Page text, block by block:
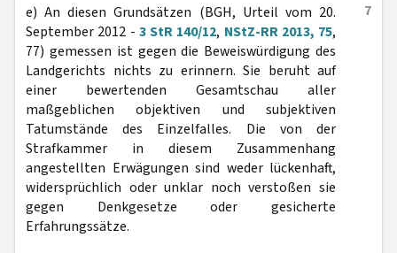
7
e) An diesen Grundsätzen (BGH, Urteil vom 20.
September 2012 - 3 StR 140/12, NStZ-RR 2013, 75,
77) gemessen ist gegen die Beweiswürdigung des
Landgerichts nichts zu erinnern. Sie beruht auf
einer bewertenden Gesamtschau aller
maßgeblichen objektiven und subjektiven
Tatumstände des Einzelfalles. Die von der
Strafkammer in diesem Zusammenhang
angestellten Erwägungen sind weder lückenhaft,
widersprüchlich oder unklar noch verstoßen sie
gegen Denkgesetze oder gesicherte
Erfahrungssätze.